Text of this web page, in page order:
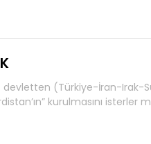
(Türkiye-İran-Irak-
kurulmasını isterler